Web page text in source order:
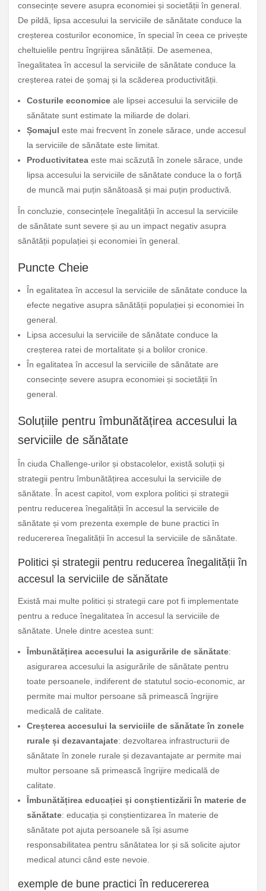
consecințe severe asupra economiei și societății în general.
De pildă, lipsa accesului la serviciile de sănătate conduce la
creșterea costurilor economice, în special în ceea ce privește
cheltuielile pentru îngrijirea sănătății. De asemenea,
înegalitatea în accesul la serviciile de sănătate conduce la
creșterea ratei de șomaj și la scăderea productivității.
Costurile economice ale lipsei accesului la serviciile de
sănătate sunt estimate la miliarde de dolari.
Șomajul este mai frecvent în zonele sărace, unde accesul
la serviciile de sănătate este limitat.
Productivitatea este mai scăzută în zonele sărace, unde
lipsa accesului la serviciile de sănătate conduce la o forță
de muncă mai puțin sănătoasă și mai puțin productivă.
În concluzie, consecințele înegalității în accesul la serviciile
de sănătate sunt severe și au un impact negativ asupra
sănătății populației și economiei în general.
Puncte Cheie
În egalitatea în accesul la serviciile de sănătate conduce la
efecte negative asupra sănătății populației și economiei în
general.
Lipsa accesului la serviciile de sănătate conduce la
creșterea ratei de mortalitate și a bolilor cronice.
În egalitatea în accesul la serviciile de sănătate are
consecințe severe asupra economiei și societății în
general.
Soluțiile pentru îmbunătățirea accesului la
serviciile de sănătate
În ciuda Challenge-urilor și obstacolelor, există soluții și
strategii pentru îmbunătățirea accesului la serviciile de
sănătate. În acest capitol, vom explora politici și strategii
pentru reducerea înegalității în accesul la serviciile de
sănătate și vom prezenta exemple de bune practici în
reducererea înegalității în accesul la serviciile de sănătate.
Politici și strategii pentru reducerea înegalității în
accesul la serviciile de sănătate
Există mai multe politici și strategii care pot fi implementate
pentru a reduce înegalitatea în accesul la serviciile de
sănătate. Unele dintre acestea sunt:
Îmbunătățirea accesului la asigurările de sănătate:
asigurarea accesului la asigurările de sănătate pentru
toate persoanele, indiferent de statutul socio-economic, ar
permite mai multor persoane să primească îngrijire
medicală de calitate.
Creșterea accesului la serviciile de sănătate în zonele
rurale și dezavantajate: dezvoltarea infrastructurii de
sănătate în zonele rurale și dezavantajate ar permite mai
multor persoane să primească îngrijire medicală de
calitate.
Îmbunătățirea educației și conștientizării în materie de
sănătate: educația și conștientizarea în materie de
sănătate pot ajuta persoanele să își asume
responsabilitatea pentru sănătatea lor și să solicite ajutor
medical atunci când este nevoie.
exemple de bune practici în reducererea